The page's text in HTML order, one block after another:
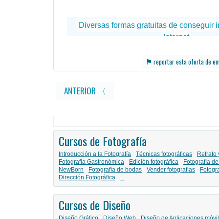
⚑ reportar esta oferta de
ANTERIOR 〈
Cursos de Fotografía
Introducción a la Fotografía Técnicas fotográficas
Retrato
Fotografía Gastronómica
Edición fotográfica
Fotografía
NewBorn
Fotografía de bodas Vender fotografías
Dirección Fotográfica
...
Cursos de Diseño